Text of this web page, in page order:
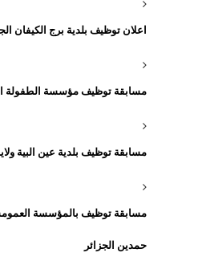
اعلان توظيف بلدية برج الكيفان
مسابقة توظيف مؤسسة الطفولة
مسابقة توظيف بلدية عين البية
مسابقة توظيف بالمؤسسة
حمدين الجزائر